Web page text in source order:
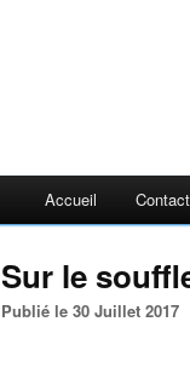
Accueil Contact
Sur le
Publié le 30 Juillet 2017